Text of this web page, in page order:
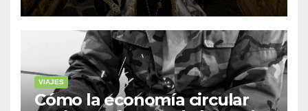
VIAJES
Cómo la economía circular